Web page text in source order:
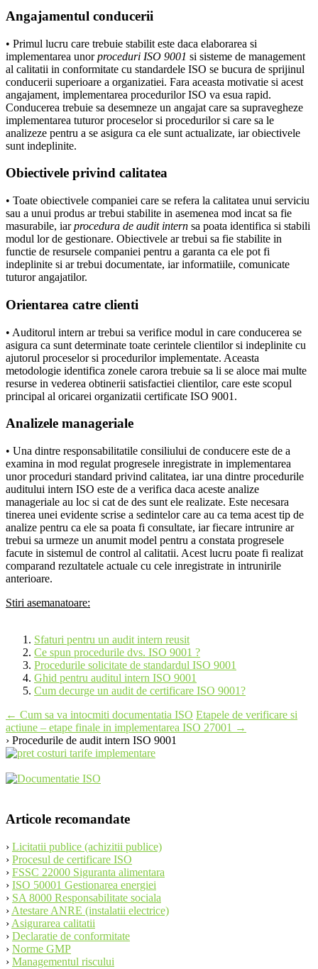
Angajamentul conducerii
• Primul lucru care trebuie stabilit este daca elaborarea si
implementarea unorproceduri ISO 9001 si sisteme de management
al calitatii in conformitate cu standardele ISO se bucura de sprijinul
conducerii superioare a organizatiei. Fara aceasta motivatie si acest
angajament, implementarea procedurilor ISO va esua rapid.
Conducerea trebuie sa desemneze un angajat care sa supravegheze
implementarea tuturor proceselor si procedurilor si care sa le
analizeze pentru a se asigura ca ele sunt actualizate, iar obiectivele
sunt indeplinite.
Obiectivele privind calitatea
• Toate obiectivele companiei care se refera la calitatea unui serviciu
sau a unui produs ar trebui stabilite in asemenea mod incat sa fie
masurabile, iarprocedura de audit intern sa poata identifica si stabili
modul lor de gestionare. Obiectivele ar trebui sa fie stabilite in
functie de resursele companiei pentru a garanta ca ele pot fi
indeplinite si ar trebui documentate, iar informatiile, comunicate
tuturor angajatilor.
Orientarea catre clienti
• Auditorul intern ar trebui sa verifice modul in care conducerea se
asigura ca sunt determinate toate cerintele clientilor si indeplinite cu
ajutorul proceselor si procedurilor implementate. Aceasta
metodologie identifica zonele carora trebuie sa li se aloce mai multe
resurse in vederea obtinerii satisfactiei clientilor, care este scopul
principal al oricarei organizatii certificate ISO 9001.
Analizele manageriale
• Una dintre responsabilitatile consiliului de conducere este de a
examina in mod regulat progresele inregistrate in implementarea
unor proceduri standard privind calitatea, iar una dintre procedurile
auditului intern ISO este de a verifica daca aceste analize
manageriale au loc si cat de des sunt ele realizate. Este necesara
tinerea unei evidente scrise a sedintelor care au ca tema acest tip de
analize pentru ca ele sa poata fi consultate, iar fiecare intrunire ar
trebui sa urmeze un anumit model pentru a constata progresele
facute in sistemul de control al calitatii. Acest lucru poate fi realizat
comparand rezultatele actuale cu cele inregistrate in intrunirile
anterioare.
Stiri asemanatoare:
Sfaturi pentru un audit intern reusit
Ce spun procedurile dvs. ISO 9001 ?
Procedurile solicitate de standardul ISO 9001
Ghid pentru auditul intern ISO 9001
Cum decurge un audit de certificare ISO 9001?
Post
navigation
← Cum sa va intocmiti documentatia ISO Etapele de verificare si
actiune – etape finale in implementarea ISO 27001 →
› Procedurile de audit intern ISO 9001
Articole recomandate
› Licitatii publice (achizitii publice)
› Procesul de certificare ISO
› FSSC 22000 Siguranta alimentara
› ISO 50001 Gestionarea energiei
› SA 8000 Responsabilitate sociala
› Atestare ANRE (instalatii electrice)
› Asigurarea calitatii
› Declaratie de conformitate
› Norme GMP
› Managementul riscului